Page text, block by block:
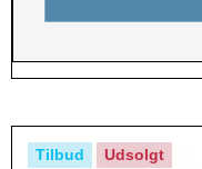
Tilbud Udsolgt